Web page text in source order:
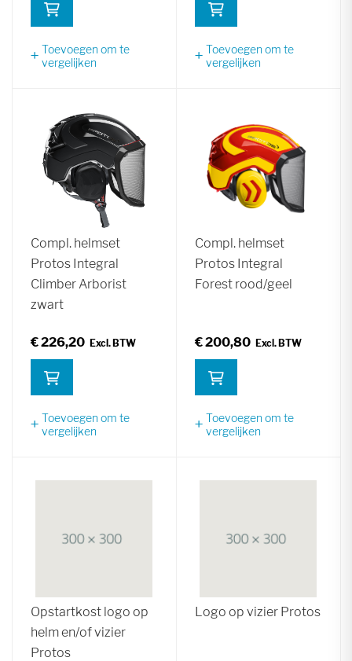
Toevoegen om te
vergelijken
Toevoegen om te
vergelijken
Compl. helmset
Protos Integral
Climber Arborist
zwart
€ 226,20
Toevoegen om te
vergelijken
Compl. helmset
Protos Integral
Forest rood/geel
€ 200,80
Toevoegen om te
vergelijken
Opstartkost logo op
helm en/of vizier
Protos
Logo op vizier Protos